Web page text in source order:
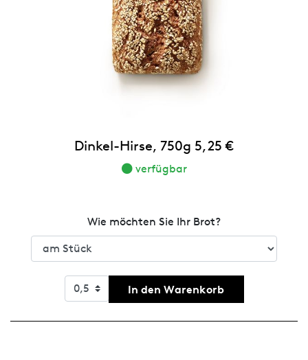
Dinkel-Hirse, 750g 5,25 €
verfügbar
Wie möchten Sie Ihr Brot?
In den Warenkorb